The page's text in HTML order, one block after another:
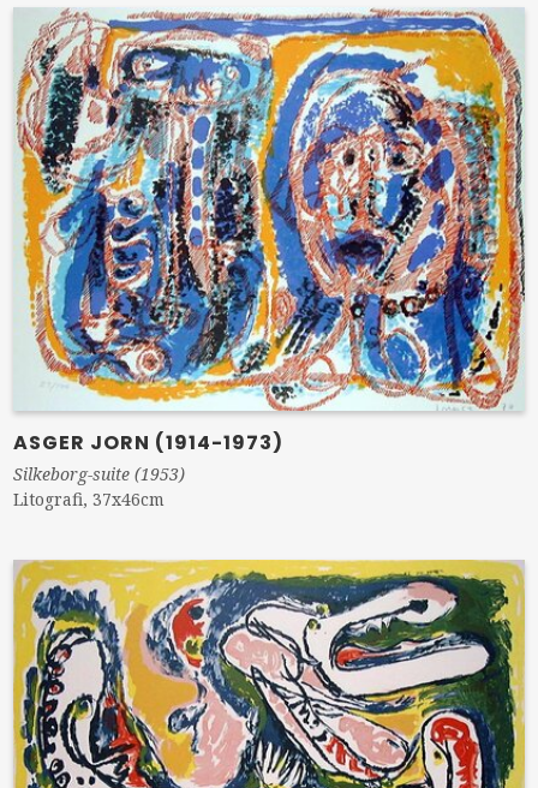
ASGER JORN (1914-1973)
Silkeborg-suite (1953)
Litografi, 37x46cm